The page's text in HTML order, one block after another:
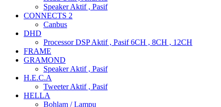
Speaker Aktif , Pasif
CONNECTS 2
Canbus
DHD
Processor DSP Aktif , Pasif 6CH , 8CH , 12CH
FRAME
GRAMOND
Speaker Aktif , Pasif
H.E.C.A
Tweeter Aktif , Pasif
HELLA
Bohlam / Lampu